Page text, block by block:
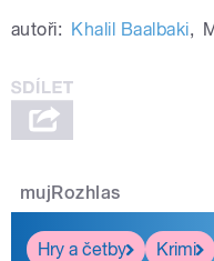
autoři: Khalil Baalbaki,
mujRozhlas
Hry a četby
Krimi